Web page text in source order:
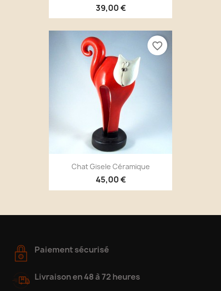
39,00 €
Chat Gisele Céramique
45,00 €
favorite_border
Paiement sécurisé
Livraison en 48 à 72 heures